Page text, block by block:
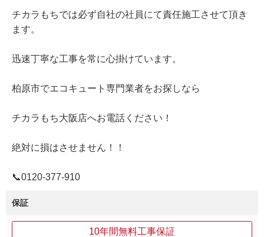
チカラもちでは必ず自社の社員にて責任施工させて頂き
ます。
迅速丁寧な工事を常に心掛けています。
柏原市でエコキュート専門業者をお探しなら
チカラもち大阪店へお電話ください！
絶対に損はさせません！！
📞0120‐377‐910
保証
10年間無料工事保証